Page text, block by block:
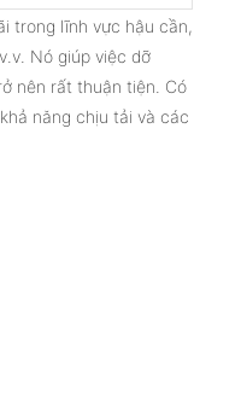
trong lĩnh vực hậu cần,
Nó giúp việc dỡ
nên rất thuận tiện. Có
năng chịu tải và các